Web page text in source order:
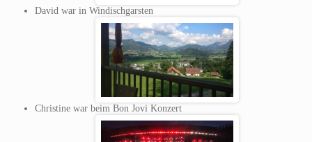
David war in Windischgarsten
Christine war beim Bon Jovi Konzert